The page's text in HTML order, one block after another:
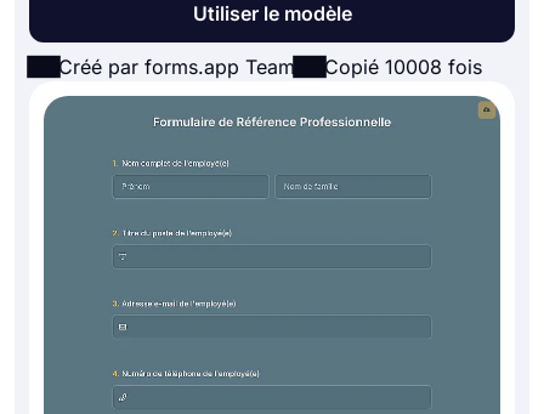
Utiliser le modèle
Créé par forms.app Team Copié 10008 fois